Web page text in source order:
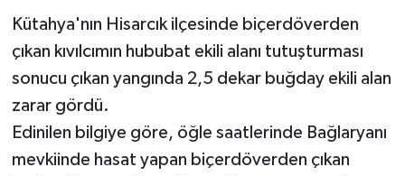
Kütahya'nın Hisarcık ilçesinde biçerdöverden
çıkan kıvılcımın hububat ekili alanı tutuşturması
sonucu çıkan yangında 2,5 dekar buğday ekili alan
zarar gördü.
Edinilen bilgiye göre, öğle saatlerinde Bağlaryanı
mevkiinde hasat yapan biçerdöverden çıkan